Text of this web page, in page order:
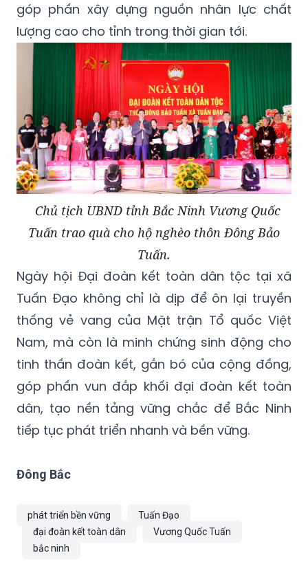
góp phần xây dựng nguồn nhân lực chất
lượng cao cho tỉnh trong thời gian tới.
Chủ tịch UBND tỉnh Bắc Ninh Vương Quốc
Tuấn trao quà cho hộ nghèo thôn Đông Bảo
Tuấn.
Ngày hội Đại đoàn kết toàn dân tộc tại xã
Tuấn Đạo không chỉ là dịp để ôn lại truyền
thống vẻ vang của Mặt trận Tổ quốc Việt
Nam, mà còn là minh chứng sinh động cho
tinh thần đoàn kết, gắn bó của cộng đồng,
góp phần vun đắp khối đại đoàn kết toàn
dân, tạo nền tảng vững chắc để Bắc Ninh
tiếp tục phát triển nhanh và bền vững.
Đông Bắc
phát triển bền vững
Tuấn Đạo
đại đoàn kết toàn dân
Vương Quốc Tuấn
bắc ninh